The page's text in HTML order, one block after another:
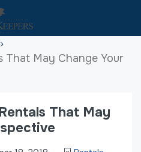
That May Change Your
That May